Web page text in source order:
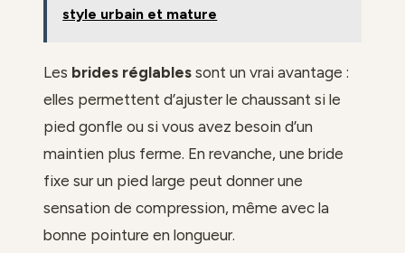
style urbain et mature
Les brides réglables sont un vrai avantage :
elles permettent d’ajuster le chaussant si le
pied gonfle ou si vous avez besoin d’un
maintien plus ferme. En revanche, une bride
fixe sur un pied large peut donner une
sensation de compression, même avec la
bonne pointure en longueur.